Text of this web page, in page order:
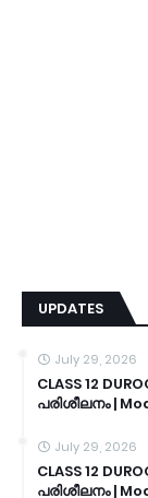
UPDATES
July 29, 2026
CLASS 12
പരിശീലനം |
July 29, 2026
CLASS 12
പരിശീലനം |